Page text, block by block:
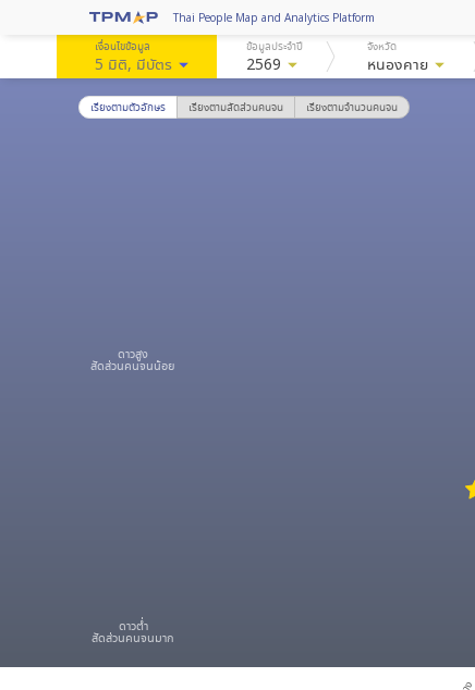
Thai People Map and Analytics Platform
เงื่อนไขข้อมูล
5 มิติ, มีบัตรarrow_drop_down
ข้อมูลประจำปี
2569 arrow_drop_down
จังหวัด
หนองคายarrow_drop_down
เรียงตามตัวอักษร เรียงตามสัดส่วนคนจน เรียงตามจำนวนคนจน
ดาวสูง
สัดส่วนคนจนน้อย
ดาวต่ำ
สัดส่วนคนจนมาก